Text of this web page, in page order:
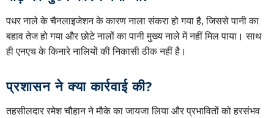
पधर नाले के चैनलाइजेशन के कारण नाला संकरा हो गया है, जिससे पानी का
बहाव तेज हो गया और छोटे नालों का पानी मुख्य नाले में नहीं मिल पाया। साथ
ही एनएच के किनारे नालियों की निकासी ठीक नहीं है।
प्रशासन ने क्या कार्रवाई की?
तहसीलदार रमेश चौहान ने मौके का जायजा लिया और प्रभावितों को हरसंभव